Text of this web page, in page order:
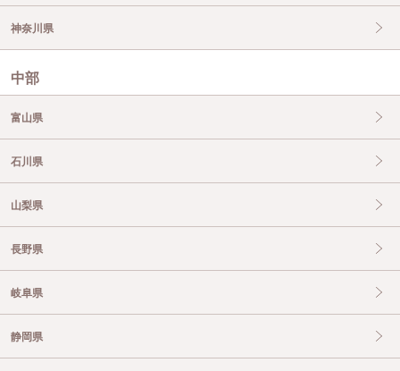
神奈川県
中部
富山県
石川県
山梨県
長野県
岐阜県
静岡県